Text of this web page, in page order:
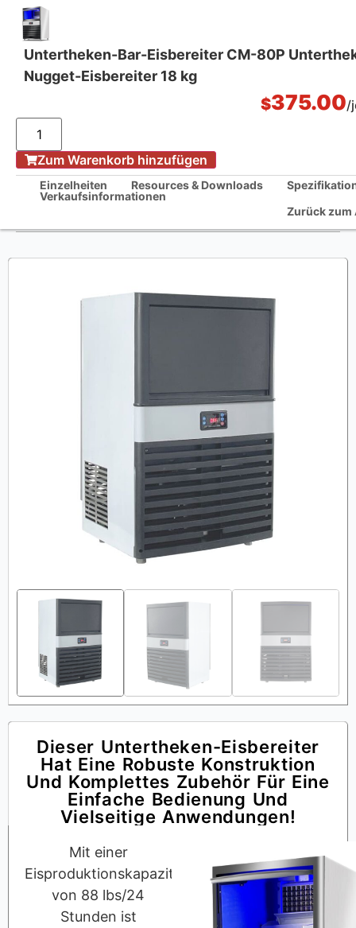
Küchenlösungen aus einer Hand
Home
/
Untertheken-Bar-Eisbereiter CM-80P Untertheken-Nugget-Eisbereiter
Dieser Untertheken-Eisbereiter
Hat Eine Robuste Konstruktion
Und Komplettes Zubehör Für Eine
Einfache Bedienung Und
Vielseitige Anwendungen!
Mit einer
Eisproduktionskapazität
von 88 lbs/24
Stunden ist
Untertheken-Bar-Eisbereiter CM-80P
Nugget-Eisbereiter 18 kg
$375.00/
Zum Warenkorb hinzufügen
Einzelheiten Resources & Downloads
Verkaufsinformationen
Zurück zum